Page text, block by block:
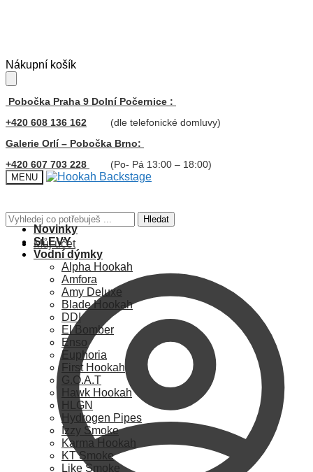
Skip
to
navigation
Skip
to
content
Nákupní košík
Pobočka Praha 9 Dolní Počernice :
+420 608 136 162
(dle telefonické domluvy)
Galerie Orlí – Pobočka Brno:
+420 607 703 228
(Po- Pá 13:00 – 18:00)
MENU
Hledat: Hledat
Můj účet
Novinky
SLEVY
Vodní dýmky
Alpha Hookah
Amfora
Amy Deluxe
Blade Hookah
DDI
El Bomber
Enso
Euphoria
First Hookah
G.O.A.T
Hawk Hookah
HLGN
Hydrogen Pipes
Izzy Smoke
Karma Hookah
KT Smoke
Like Smoke